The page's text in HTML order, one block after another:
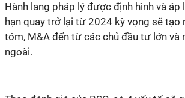
Hành lang pháp lý được định hình và
hạn quay trở lại từ 2024 kỳ vọng sẽ tạo
tóm, M&A đến từ các chủ đầu tư lớn và
ngoài.